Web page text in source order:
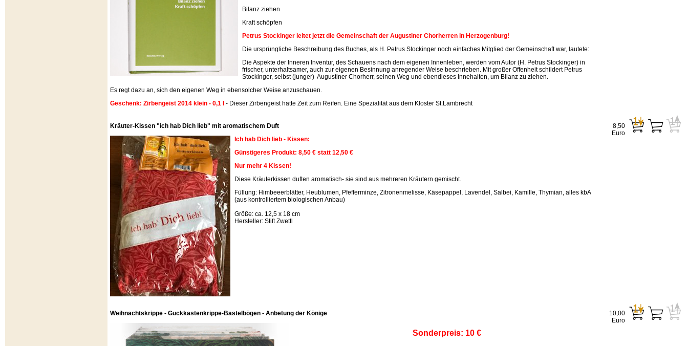
Bilanz ziehen
Kraft schöpfen
Petrus Stockinger leitet jetzt die Gemeinschaft der Augustiner Chorherren in Herzogenburg!
Die ursprüngliche Beschreibung des Buches, als H. Petrus Stockinger noch einfaches Mitglied der Gemeinschaft war, lautete:
Die Aspekte der Inneren Inventur, des Schauens nach dem eigenen Innenleben, werden vom Autor (H. Petrus Stockinger) in
frischer, unterhaltsamer, auch zur eigenen Besinnung anregender Weise beschrieben. Mit großer Offenheit schildert Petrus
Stockinger, selbst (junger) Augustiner Chorherr, seinen Weg und ebendieses Innehalten, um Bilanz zu ziehen.
Es regt dazu an, sich den eigenen Weg in ebensolcher Weise anzuschauen.
Geschenk: Zirbengeist 2014 klein - 0,1 l - Dieser Zirbengeist hatte Zeit zum Reifen. Eine Spezialität aus dem Kloster St.Lambrecht
Kräuter-Kissen "ich hab Dich lieb" mit aromatischem Duft
Ich hab Dich lieb - Kissen:
Günstigeres Produkt: 8,50 € statt 12,50 €
Nur mehr 4 Kissen!
Diese Kräuterkissen duften aromatisch- sie sind aus mehreren Kräutern gemischt.
Füllung: Himbeeerblätter, Heublumen, Pfefferminze, Zitronenmelisse, Käsepappel, Lavendel, Salbei, Kamille, Thymian, alles kbA
(aus kontrolliertem biologischen Anbau)
Größe: ca. 12,5 x 18 cm
Hersteller: Stift Zwettl
8,50
Euro
Weihnachtskrippe - Guckkastenkrippe-Bastelbögen - Anbetung der Könige
Sonderpreis: 10 €
10,00
Euro